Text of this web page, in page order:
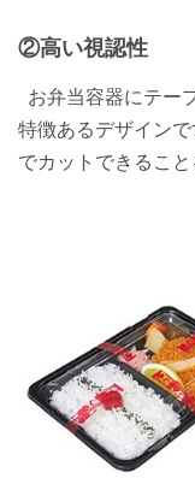
②高い視認性
お弁当容器にテー
特徴あるデザイン
でカットできること